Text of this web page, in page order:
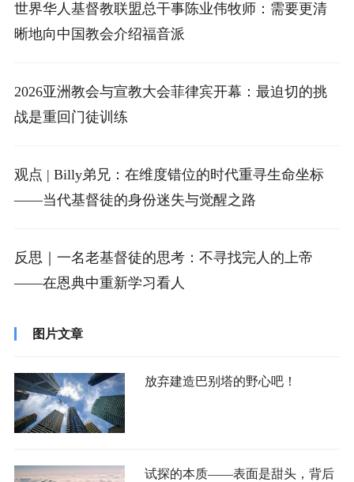
世界华人基督教联盟总干事陈业伟牧师：需要更清
晰地向中国教会介绍福音派
2026亚洲教会与宣教大会菲律宾开幕：最迫切的挑
战是重回门徒训练
观点 | Billy弟兄：在维度错位的时代重寻生命坐标
——当代基督徒的身份迷失与觉醒之路
反思｜一名老基督徒的思考：不寻找完人的上帝
——在恩典中重新学习看人
图片文章
放弃建造巴别塔的野心吧！
试探的本质——表面是甜头，背后